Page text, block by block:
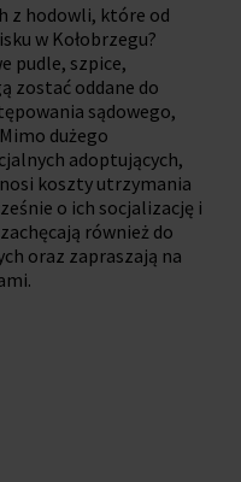
z hodowli, które od
w Kołobrzegu?
pudle, szpice,
zostać oddane do
sądowego,
dużego
adoptujących,
koszty utrzymania
o ich socjalizację i
również do
oraz zapraszają na